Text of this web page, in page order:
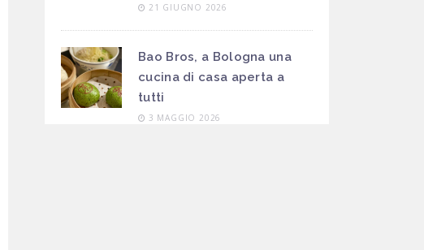
21 GIUGNO 2026
Bao Bros, a Bologna una
cucina di casa aperta a
tutti
3 MAGGIO 2026